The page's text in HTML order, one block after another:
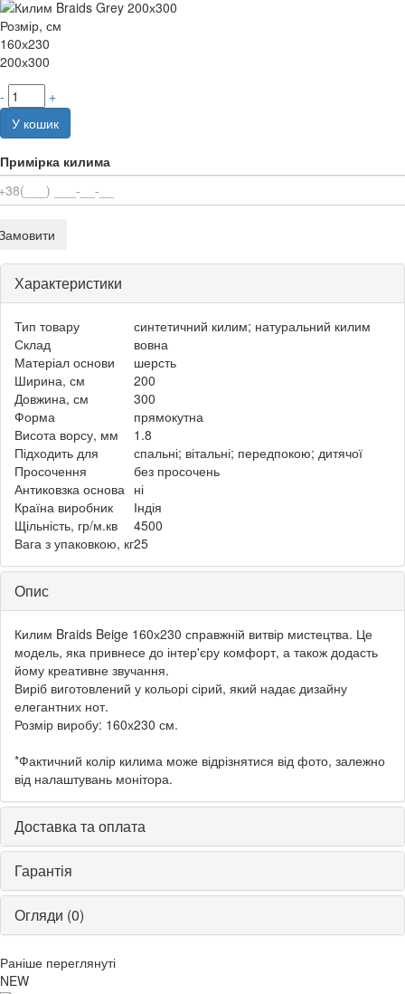
Розмір, см
160х230
200х300
-
+
У кошик
Примірка килима
Характеристики
Тип товару
синтетичний килим; натуральний килим
Склад
вовна
Матеріал основи
шерсть
Ширина, см
200
Довжина, см
300
Форма
прямокутна
Висота ворсу, мм
1.8
Підходить для
спальні; вітальні; передпокою; дитячої
Просочення
без просочень
Антиковзка основа ні
Країна виробник
Індія
Щільність, гр/м.кв
4500
Вага з упаковкою, кг25
Опис
Килим Braids Beige 160х230 справжній витвір мистецтва. Це
модель, яка привнесе до інтер'єру комфорт, а також додасть
йому креативне звучання.
Виріб виготовлений у кольорі сірий, який надає дизайну
елегантних нот.
Розмір виробу: 160х230 см.
*Фактичний колір килима може відрізнятися від фото, залежно
від налаштувань монітора.
Доставка та оплата
Гарантія
Огляди (0)
Раніше переглянуті
NEW